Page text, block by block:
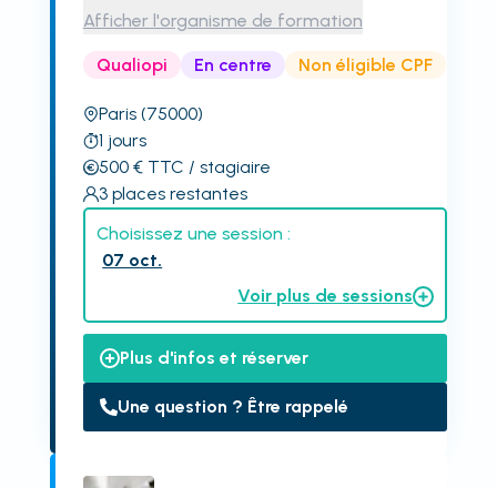
Afficher l'organisme de formation
Qualiopi En centre Non éligible CPF
Paris (75000)
1 jours
500€ TTC / stagiaire
3 places restantes
Choisissez une session :
07 oct.
Voir plus de sessions
Plus d'infos et réserver
Une question ? Être rappelé